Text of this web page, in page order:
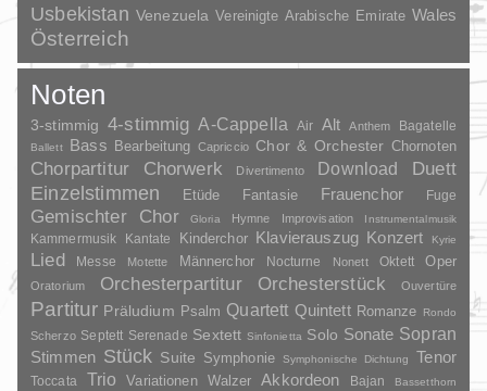
Usbekistan Venezuela Vereinigte Arabische Emirate Wales
Österreich
Noten
3-stimmig 4-stimmig A-Cappella Air Alt Anthem Bagatelle
Ballett Bass Bearbeitung Capriccio Chor & Orchester Chornoten
Chorpartitur Chorwerk Divertimento Download
Duett
Einzelstimmen
Etüde Fantasie Frauenchor Fuge
Gemischter Chor Gloria Hymne Improvisation Instrumentalmusik
Kammermusik Kantate Kinderchor Klavierauszug Konzert Kyrie
Lied Messe Motette Männerchor Nocturne Nonett Oktett Oper
Oratorium Orchesterpartitur Orchesterstück Ouvertüre
Partitur Präludium Psalm Quartett Quintett Romanze Rondo
Scherzo Septett Serenade Sextett Sinfonietta Solo Sonate Sopran
Stimmen Stück Suite Symphonie Symphonische Dichtung Tenor
Toccata Trio Variationen Walzer Akkordeon Bajan Bassetthorn